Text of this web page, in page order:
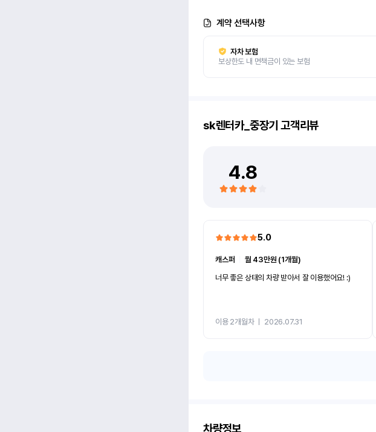
계약 선택사항
자차 보험
보상한도 내 면책금이 있는 보험
sk렌터카_중장기 고객리뷰
4.8
5.0
캐스퍼
월 43만원 (1개월)
너무 좋은 상태의 차량 받아서 잘 이용했어요! :)
이용 2개월차ㅣ 2026.07.31
차량정보